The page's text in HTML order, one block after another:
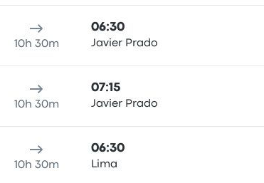
10h 30m
06:30
Javier Prado
10h 30m
07:15
Javier Prado
10h 30m
06:30
Lima